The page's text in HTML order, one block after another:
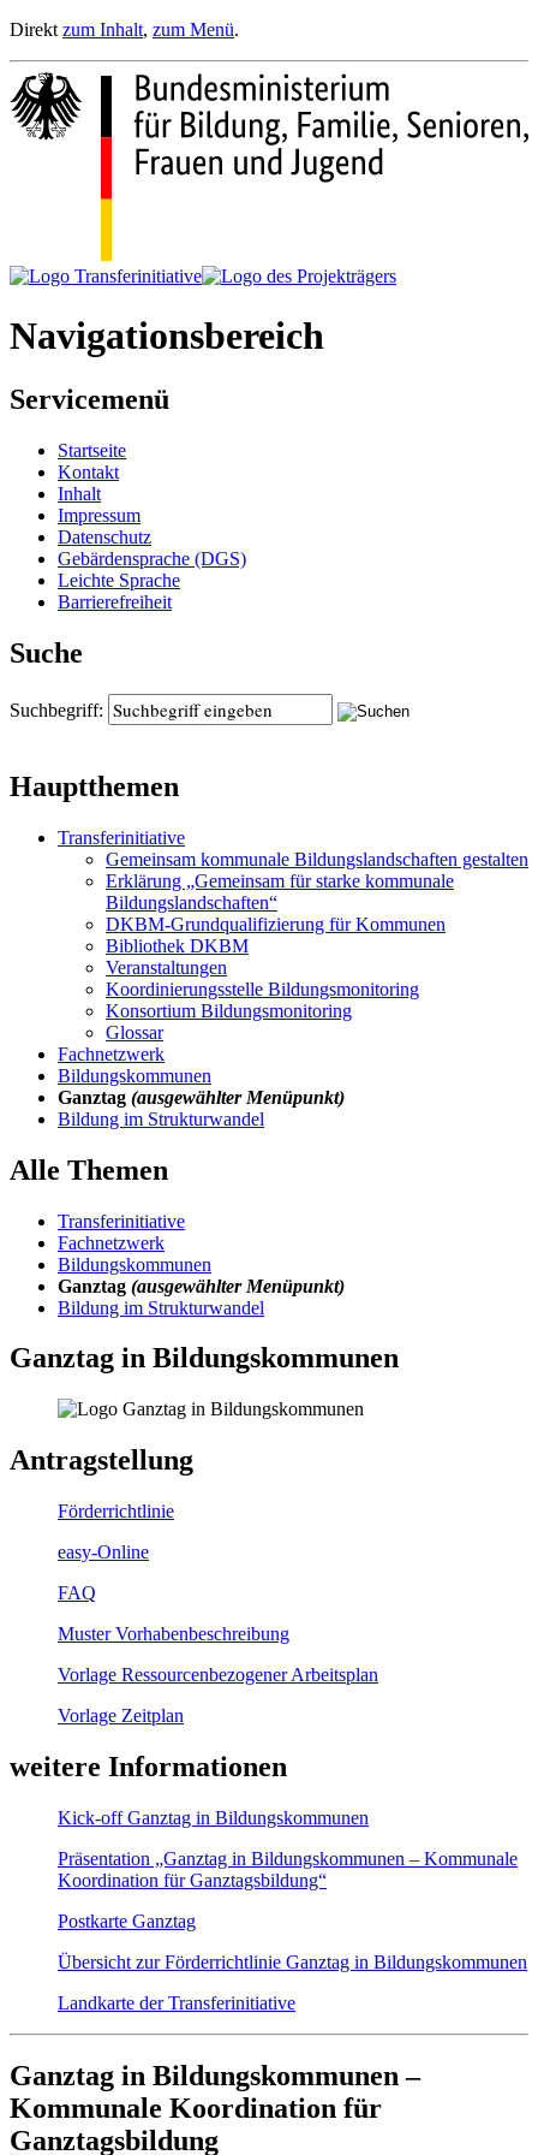
Direkt zum Inhalt, zum Menü.
Navigationsbereich
Servicemenü
Startseite
Kontakt
Inhalt
Impressum
Datenschutz
Gebärdensprache (DGS)
Leichte Sprache
Barrierefreiheit
Suche
Suchbegriff:
Hauptthemen
Transferinitiative
Gemeinsam kommunale Bildungslandschaften gestalten
Erklärung „Gemeinsam für starke kommunale
Bildungslandschaften“
DKBM-Grundqualifizierung für Kommunen
Bibliothek DKBM
Veranstaltungen
Koordinierungsstelle Bildungsmonitoring
Konsortium Bildungsmonitoring
Glossar
Fachnetzwerk
Bildungskommunen
Ganztag (ausgewählter Menüpunkt)
Bildung im Strukturwandel
Alle Themen
Transferinitiative
Fachnetzwerk
Bildungskommunen
Ganztag (ausgewählter Menüpunkt)
Bildung im Strukturwandel
Ganztag in Bildungskommunen
Antragstellung
Förderrichtlinie
easy-Online
FAQ
Muster Vorhabenbeschreibung
Vorlage Ressourcenbezogener Arbeitsplan
Vorlage Zeitplan
weitere Informationen
Kick-off Ganztag in Bildungskommunen
Präsentation „Ganztag in Bildungskommunen – Kommunale
Koordination für Ganztagsbildung“
Postkarte Ganztag
Übersicht zur Förderrichtlinie Ganztag in Bildungskommunen
Landkarte der Transferinitiative
Ganztag in Bildungskommunen –
Kommunale Koordination für
Ganztagsbildung